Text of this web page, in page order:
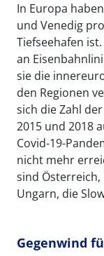
In Europa
und Venedig
Tiefseehafen
an
sie die
den Regionen
sich die Zahl
2015 und 2018
Covid-19-
nicht mehr
sind Österreich,
Ungarn, die
Gegenwind